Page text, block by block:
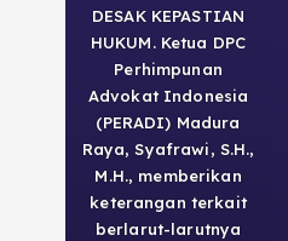
DESAK KEPASTIAN
HUKUM. Ketua DPC
Perhimpunan
Advokat Indonesia
(PERADI) Madura
Raya, Syafrawi, S.H.,
M.H., memberikan
keterangan terkait
berlarut-larutnya